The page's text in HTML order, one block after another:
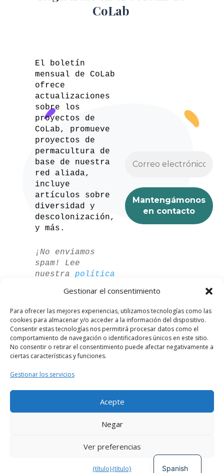
Gestionar el consentimiento
Para ofrecer las mejores experiencias, utilizamos tecnologías como las
cookies para almacenar y/o acceder a la información del dispositivo.
Consentir estas tecnologías nos permitirá procesar datos como el
comportamiento de navegación o identificadores únicos en este sitio.
No consentir o retirar el consentimiento puede afectar negativamente a
ciertas características y funciones.
Gestionar los servicios
Acepte
Negar
Ver preferencias
{título}{título}
CoLab
El boletín
mensual de CoLab
ofrece
actualizaciones
sobre los
proyectos de
CoLab, promueve
proyectos de
permacultura de
base de nuestra
red aliada,
incluye
artículos sobre
diversidad y
descolonización,
y más.
¡No enviamos
spam! Lee
nuestra política
para más
información.
El Círculo Digital
Spanish